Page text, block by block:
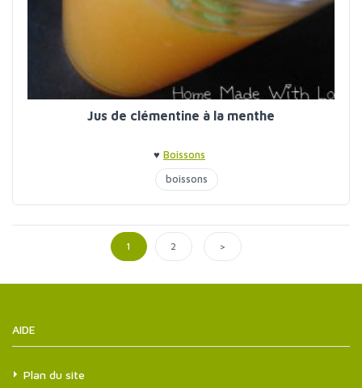
Jus de clémentine à la menthe
♥ Boissons
boissons
1 2 >
AIDE
Plan du site